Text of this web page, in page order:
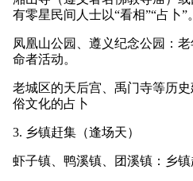
有零星民间人士以“看相”“占卜”。
凤凰山公园、遵义纪念公园：
命者活动。
老城区的天后宫、禹门寺等历
俗文化的占卜
3. 乡镇赶集（逢场天）
虾子镇、鸭溪镇、团溪镇：乡镇